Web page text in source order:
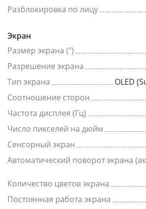
Разблокировка по лицу
Экран
Размер экрана (")
Разрешение экрана
Тип экрана
OLED
Соотношение сторон
Частота дисплея (Гц)
Число пикселей на дюйм
Сенсорный экран
Автоматический поворот экрана
Количество цветов экрана
Постоянная работа экрана